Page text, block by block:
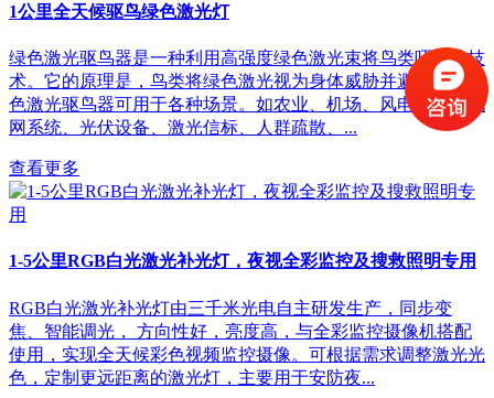
1公里全天候驱鸟绿色激光灯
绿色激光驱鸟器是一种利用高强度绿色激光束将鸟类吓跑的技
术。它的原理是，鸟类将绿色激光视为身体威胁并避开它。绿
色激光驱鸟器可用于各种场景。如农业、机场、风电设备、电
网系统、光伏设备、激光信标、人群疏散、...
查看更多
1-5公里RGB白光激光补光灯，夜视全彩监控及搜救照明专用
RGB白光激光补光灯由三千米光电自主研发生产，同步变
焦、智能调光， 方向性好，亮度高，与全彩监控摄像机搭配
使用，实现全天候彩色视频监控摄像。可根据需求调整激光光
色，定制更远距离的激光灯，主要用于安防夜...